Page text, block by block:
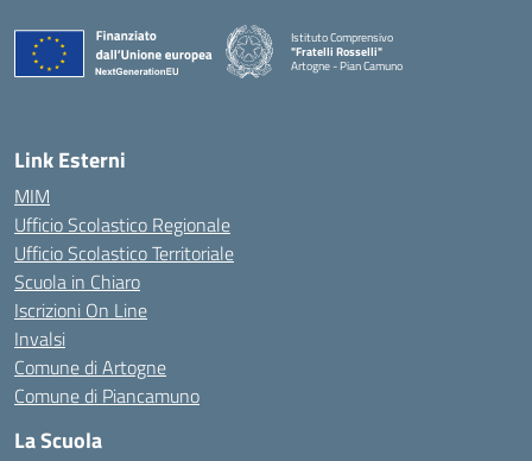
Istituto Comprensivo
"Fratelli Rosselli"
Artogne - Pian Camuno
— Visita la pagina iniziale della scuola
Link Esterni
MIM
Ufficio Scolastico Regionale
Ufficio Scolastico Territoriale
Scuola in Chiaro
Iscrizioni On Line
Invalsi
Comune di Artogne
Comune di Piancamuno
La Scuola